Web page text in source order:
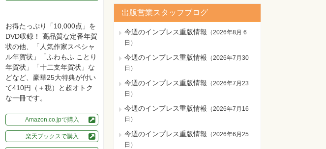
お得たっぷり「10,000点」を
DVD収録！ 高品質な定番年賀
状の他、「人気作家スペシャ
ル年賀状」「ふわもふ ことり
年賀状」「十二支年賀状」な
どなど、豪華25大特典が付い
て410円（＋税）と超オトク
な一冊です。
Amazon.co.jpで購入
楽天ブックスで購入
出版営業スタッフブログ
今週のインプレス重版情報 （2026年8月 6
日 ）
今週のインプレス重版情報 （2026年7月30
日 ）
今週のインプレス重版情報 （2026年7月23
日 ）
今週のインプレス重版情報 （2026年7月16
日 ）
今週のインプレス重版情報 （2026年6月25
日 ）